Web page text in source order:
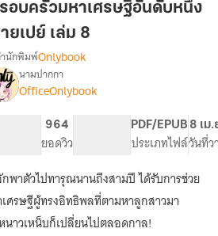
ว
อบครัวมหาเศรษฐีอันดับหนึ่ง
ยเปย์ เล่ม 8
เรื่อง[จบ]
หนู
น้อย
อัน
อัน
กับ
ครอบครัว
มหา
เศรษฐี
อันดับ
นักพิมพ์Onlybook
นามปากกา
OfficeOnlybook
964
ยอดวิว
PDF/EPUB
ประเภทไฟล์
8 เม
วันที่ว
พาตัวไปทารุณนานถึงสามปี ได้รับการช่วย
เศรษฐีผู้ทรงอิทธิพลที่ตามหาลูกสาวมา
าวเหน็บก็เปลี่ยนไปตลอดกาล!